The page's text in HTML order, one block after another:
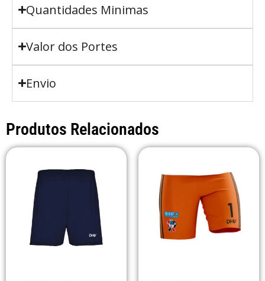
Quantidades Minimas
Valor dos Portes
Envio
Produtos Relacionados